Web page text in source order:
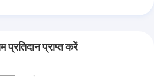
प्रतिदान प्राप्त करें